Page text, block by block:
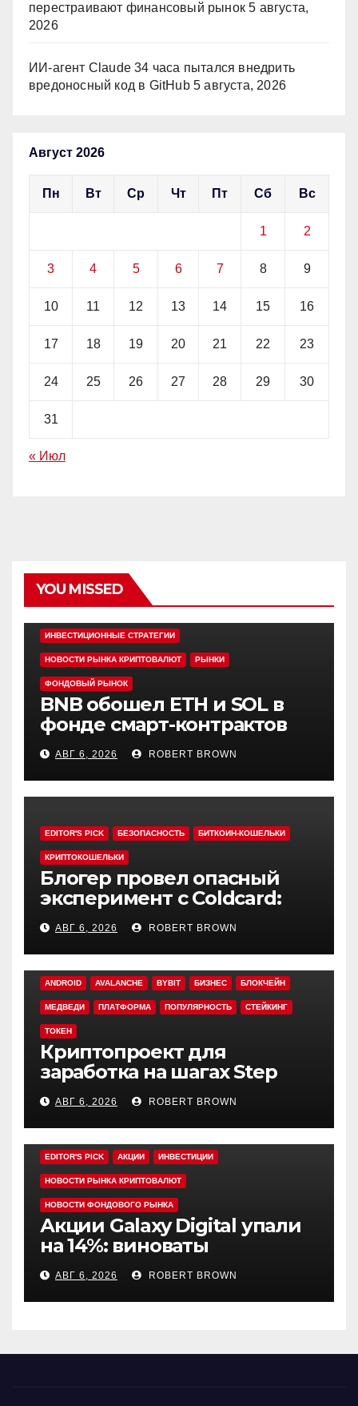
перестраивают финансовый рынок 5 августа,
2026
ИИ-агент Claude 34 часа пытался внедрить
вредоносный код в GitHub 5 августа, 2026
Август 2026
Пн Вт Ср Чт Пт Сб Вс
1 2
3 4 5 6 7 8 9
10 11 12 13 14 15 16
17 18 19 20 21 22 23
24 25 26 27 28 29 30
31
« Июл
YOU MISSED
ИНВЕСТИЦИОННЫЕ СТРАТЕГИИ
НОВОСТИ РЫНКА КРИПТОВАЛЮТ РЫНКИ
ФОНДОВЫЙ РЫНОК
BNB обошел ETH и SOL в
фонде смарт-контрактов
Grayscale
АВГ 6, 2026 ROBERT BROWN
EDITOR'S PICK БЕЗОПАСНОСТЬ БИТКОИН-КОШЕЛЬКИ
КРИПТОКОШЕЛЬКИ
Блогер провел опасный
эксперимент с Coldcard:
быстрый взлом уязвимого
кошелька
АВГ 6, 2026 ROBERT BROWN
ANDROID AVALANCHE BYBIT БИЗНЕС БЛОКЧЕЙН
МЕДВЕДИ ПЛАТФОРМА ПОПУЛЯРНОСТЬ СТЕЙКИНГ
ТОКЕН
Криптопроект для
заработка на шагах Step
App закрывается спустя
четыре года работы
АВГ 6, 2026 ROBERT BROWN
EDITOR'S PICK АКЦИИ ИНВЕСТИЦИИ
НОВОСТИ РЫНКА КРИПТОВАЛЮТ
НОВОСТИ ФОНДОВОГО РЫНКА
Акции Galaxy Digital упали
на 14%: виноваты
криптовалюты
АВГ 6, 2026 ROBERT BROWN